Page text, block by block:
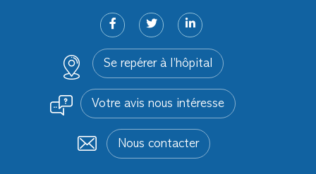
Se repérer à l’hôpital
Votre avis nous intéresse
Nous contacter